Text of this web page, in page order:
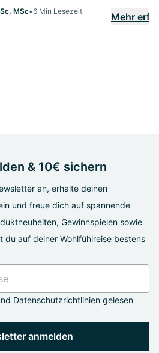
MSc•6 Min Lesezeit Mehr
& 10€ sichern
an, erhalte deinen
und freue dich auf spannende
Gewinnspielen sowie
du auf deiner Wohlfühlreise bestens
Datenschutzrichtlinien gelesen
anmelden